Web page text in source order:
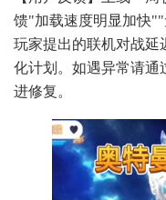
馈"加载速度明显加快
玩家提出的联机对战延
化计划。如遇异常请通
进修复。